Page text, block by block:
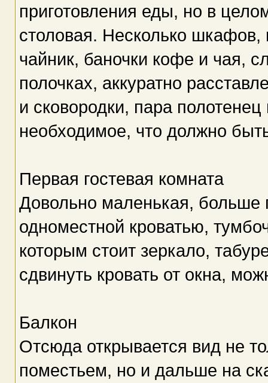
приготовления еды, но в
столовая. Несколько шкафов,
чайник, баночки кофе и чая,
полочках, аккуратно
и сковородки, пара
необходимое, что должно
Первая гостевая комната
Довольно маленькая, больше
одноместной кроватью,
которым стоит зеркало,
сдвинуть кровать от окна,
Балкон
Отсюда открывается вид не
поместьем, но и дальше на